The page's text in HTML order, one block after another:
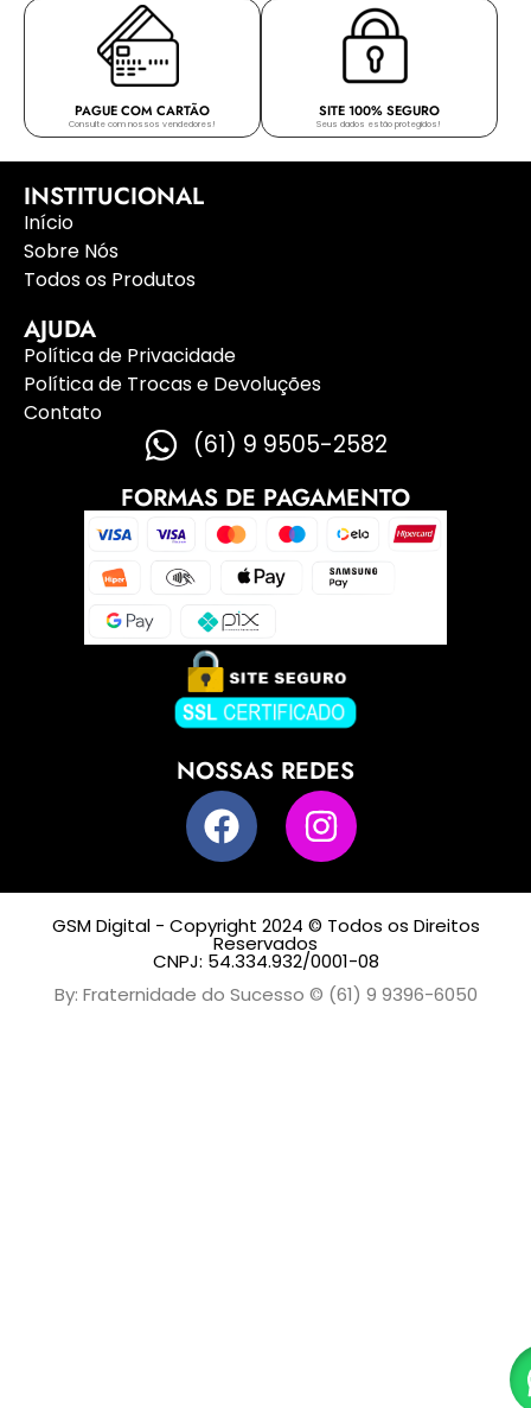
PAGUE COM CARTÃO
Consulte com nossos vendedores!
SITE 100% SEGURO
Seus dados estão protegidos!
INSTITUCIONAL
Início
Sobre Nós
Todos os Produtos
AJUDA
Política de Privacidade
Política de Trocas e Devoluções
Contato
(61) 9 9505-2582
FORMAS DE PAGAMENTO
NOSSAS REDES
GSM Digital - Copyright 2024 © Todos os Direitos
Reservados
CNPJ: 54.334.932/0001-08
By: Fraternidade do Sucesso © (61) 9 9396-6050